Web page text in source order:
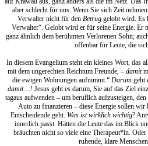
aber schlecht für uns. Wenn Sie sich Zeit
Verwalter nicht für den Betrug gelobt wird. Es
Verwalter“. Gelobt wird er für seine Energie. Er
ganz ähnlich dem berühmten Verlorenen Sohn;
offenbar für Leute, die
In diesem Evangelium steht ein kleines Wort, das
mit dem ungerechten Reichtum Freunde, – damit
die ewigen Wohnungen aufnimmt.“ Darum geht
damit…! Jesus geht es darum, Sie auf das Ziel
tagaus aufwenden – um beruflich aufzusteigen,
Auto zu finanzieren – diese Energie sollen wir
Entscheidende geht. Was ist wirklich wichtig?
innerlich passt. Hätten die Leute das im Blick
bräuchten nicht so viele eine Therapeut*in.
ruhende, klare